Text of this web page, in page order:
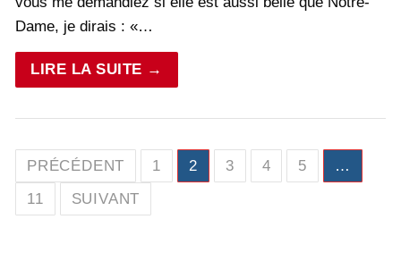
Dame, je dirais : «…
LIRE LA SUITE →
Pagination
des
publications
PRÉCÉDENT 1 2 3 4 5
…
11
SUIVANT